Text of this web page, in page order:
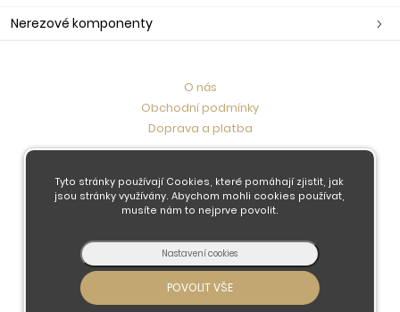
Nerezové komponenty
O nás
Obchodní podmínky
Doprava a platba
Kontaktujte nás
© 2026 - Developed by Insions.r.o. & Liberec
Tyto stránky používají Cookies, které pomáhají zjistit, jak
jsou stránky využívány. Abychom mohli cookies používat,
musíte nám to nejprve povolit.